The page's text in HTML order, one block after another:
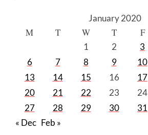
January 2020
M T W T F
1 2 3
6
7 8 9 10
13
14 15 16 17
20
21 22 23 24
27
28 29 30
31
« Dec Feb »